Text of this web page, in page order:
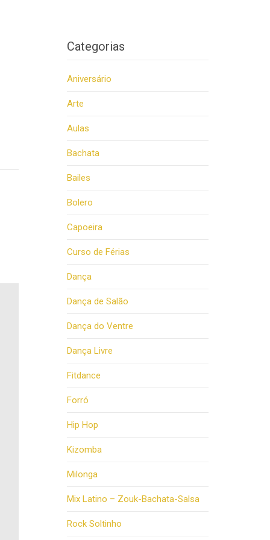
Categorias
Aniversário
Arte
Aulas
Bachata
Bailes
Bolero
Capoeira
Curso de Férias
Dança
Dança de Salão
Dança do Ventre
Dança Livre
Fitdance
Forró
Hip Hop
Kizomba
Milonga
Mix Latino – Zouk-Bachata-Salsa
Rock Soltinho